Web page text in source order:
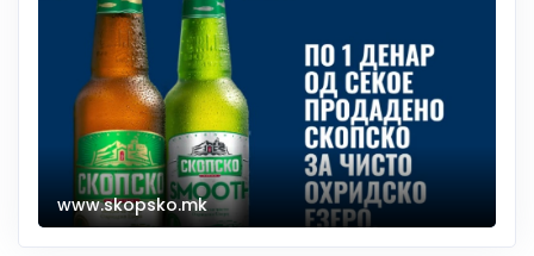
www.skopsko.mk